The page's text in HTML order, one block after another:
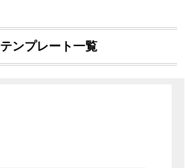
テンプレート一覧